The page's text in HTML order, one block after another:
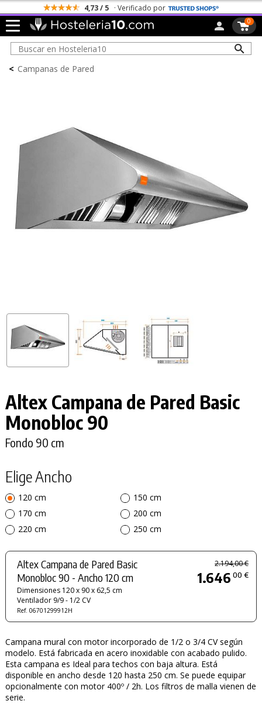
4,73 / 5 · Verificado por
0
< Campanas de Pared
Altex Campana de Pared Basic
Monobloc 90
Fondo 90 cm
Elige Ancho
120 cm
150 cm
170 cm
200 cm
220 cm
250 cm
Altex Campana de Pared Basic
Monobloc 90 - Ancho 120 cm
Dimensiones 120 x 90 x 62,5 cm
Ventilador 9/9 - 1/2 CV
Ref. 06701299912H
2.194,00 €
1.646 00 €
Campana mural con motor incorporado de 1/2 o 3/4 CV según
modelo. Está fabricada en acero inoxidable con acabado pulido.
Esta campana es Ideal para techos con baja altura. Está
disponible en ancho desde 120 hasta 250 cm. Se puede equipar
opcionalmente con motor 400º / 2h. Los filtros de malla vienen de
serie.